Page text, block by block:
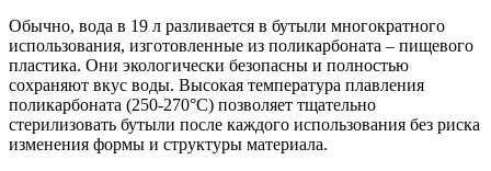
Обычно, вода в 19 л разливается в бутыли многократного
использования, изготовленные из поликарбоната – пищевого
пластика. Они экологически безопасны и полностью
сохраняют вкус воды. Высокая температура плавления
поликарбоната (250-270°C) позволяет тщательно
стерилизовать бутыли после каждого использования без риска
изменения формы и структуры материала.